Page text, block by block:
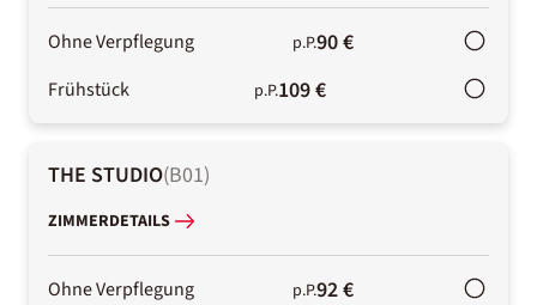
Ohne Verpflegung p.P.90 €
Frühstück p.P.109 €
THE STUDIO(B01)
ZIMMERDETAILS
Ohne Verpflegung p.P.92 €